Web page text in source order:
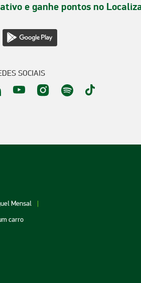
e ganhe pontos no
SOCIAIS
Mensal
carro